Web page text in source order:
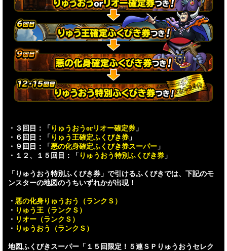
・３回目：「 りゅうおうorリオー確定券 」
・６回目：「 りゅう王確定ふくびき券 」
・９回目：「悪の化身確定ふくびき券スーパー 」
・１２、１５回目：「 りゅうおう特別ふくびき券 」
「りゅうおう特別ふくびき券」で引けるふくびきでは、下記のモ
ンスターの地図のうちいずれかが出現！
・ 悪の化身りゅうおう（ランクＳ）
・ りゅう王（ランクＳ）
・ リオー（ランクＳ）
・ りゅうおう（ランクＳ）
地図ふくびきスーパー「１５回限定！５連ＳＰりゅうおうセレク